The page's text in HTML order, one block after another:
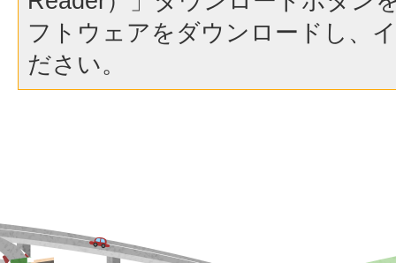
フトウェアをダウンロードし、
ださい。